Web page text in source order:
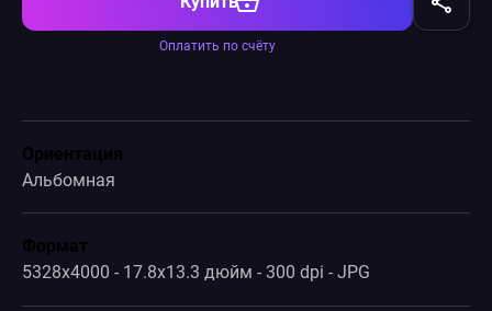
Оплатить по счёту
Ориентация
Альбомная
Формат
5328x4000 - 17.8x13.3 дюйм - 300 dpi - JPG